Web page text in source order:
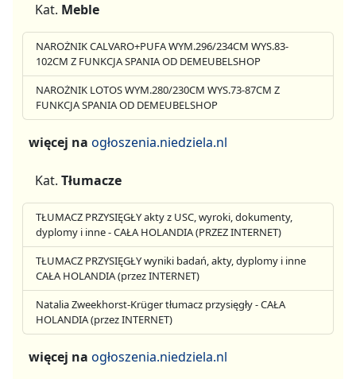
Kat. Meble
NAROŻNIK CALVARO+PUFA WYM.296/234CM WYS.83-
102CM Z FUNKCJA SPANIA OD DEMEUBELSHOP
NAROŻNIK LOTOS WYM.280/230CM WYS.73-87CM Z
FUNKCJA SPANIA OD DEMEUBELSHOP
więcej na ogłoszenia.niedziela.nl
Kat. Tłumacze
TŁUMACZ PRZYSIĘGŁY akty z USC, wyroki, dokumenty,
dyplomy i inne - CAŁA HOLANDIA (PRZEZ INTERNET)
TŁUMACZ PRZYSIĘGŁY wyniki badań, akty, dyplomy i inne
CAŁA HOLANDIA (przez INTERNET)
Natalia Zweekhorst-Krüger tłumacz przysięgły - CAŁA
HOLANDIA (przez INTERNET)
więcej na ogłoszenia.niedziela.nl